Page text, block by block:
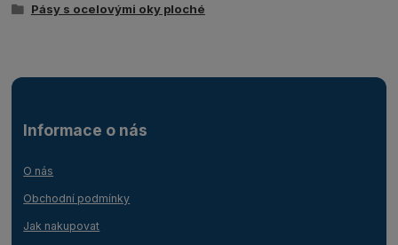
Pásy s ocelovými oky ploché
Informace o nás
O nás
Obchodní podmínky
Jak nakupovat